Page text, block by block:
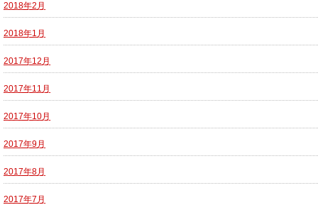
2018年2月
2018年1月
2017年12月
2017年11月
2017年10月
2017年9月
2017年8月
2017年7月